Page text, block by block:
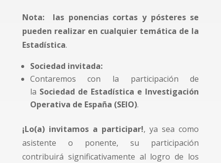
Nota: las ponencias cortas y pósteres se
pueden realizar en cualquier temática de la
Estadística.
Sociedad invitada:
Contaremos con la participación de
la Sociedad de Estadística e Investigación
Operativa de España (SEIO).
¡Lo(a) invitamos a participar!, ya sea como
asistente o ponente, su participación
contribuirá significativamente al logro de los